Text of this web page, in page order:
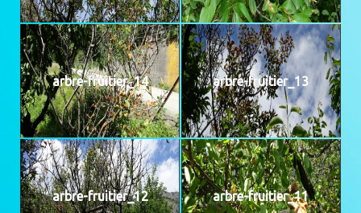
arbre-fruitier_14 arbre-fruitier_13
arbre-fruitier_12 arbre-fruitier_11